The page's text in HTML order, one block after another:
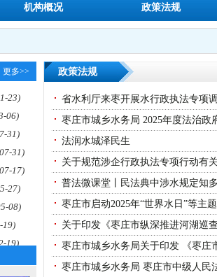
机构概况 政策法规
更多>>
23)
06)
31)
31)
17)
27)
08)
19)
19)
政策法规
省水利厅来枣开展水行政执法专项
枣庄市城乡水务局 2025年度法治政
法润水城泽民生
关于规范涉企行政执法专项行动有
普法微课堂丨民法典中涉水规定知
枣庄市启动2025年“世界水日”等主
关于印发《枣庄市纵深推进河湖巡
枣庄市城乡水务局关于印发 《枣庄
枣庄市城乡水务局 枣庄市中级人民